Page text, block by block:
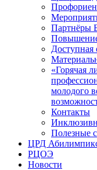
Партнёры
Доступная
«Горячая
молодого
Контакты
Полезные
ЦРД
РЦОЭ
Новости